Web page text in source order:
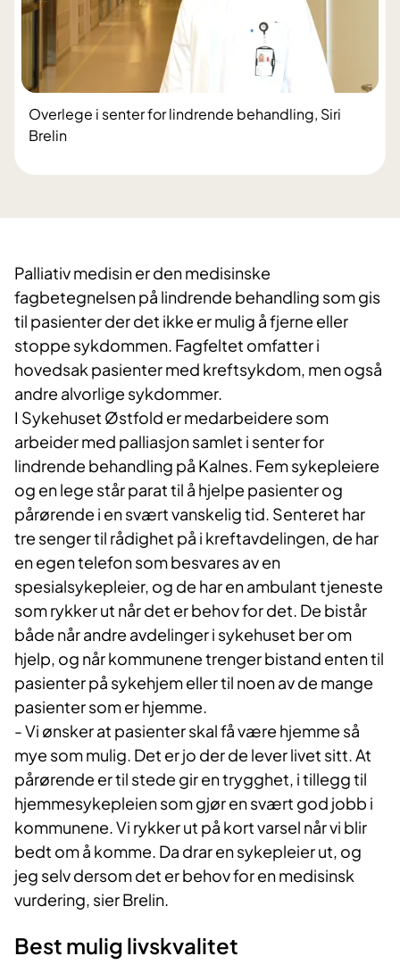
Overlege i senter for lindrende behandling, Siri
Brelin
​Palliativ medisin er den medisinske
fagbetegnelsen på lindrende behandling som gis
til pasienter der det ikke er mulig å fjerne eller
stoppe sykdommen. Fagfeltet omfatter i
hovedsak pasienter med kreftsykdom, men også
andre alvorlige sykdommer.
I Sykehuset Østfold er medarbeidere som
arbeider med palliasjon samlet i senter for
lindrende behandling på Kalnes. Fem sykepleiere
og en lege står parat til å hjelpe pasienter og
pårørende i en svært vanskelig tid. Senteret har
tre senger til rådighet på i kreftavdelingen, de har
en egen telefon som besvares av en
spesialsykepleier, og de har en ambulant tjeneste
som rykker ut når det er behov for det. De bistår
både når andre avdelinger i sykehuset ber om
hjelp, og når kommunene trenger bistand enten til
pasienter på sykehjem eller til noen av de mange
pasienter som er hjemme.
- Vi ønsker at pasienter skal få være hjemme så
mye som mulig. Det er jo der de lever livet sitt. At
pårørende er til stede gir en trygghet, i tillegg til
hjemmesykepleien som gjør en svært god jobb i
kommunene. Vi rykker ut på kort varsel når vi blir
bedt om å komme. Da drar en sykepleier ut, og
jeg selv dersom det er behov for en medisinsk
vurdering, sier Brelin.
Best mulig livskvalitet